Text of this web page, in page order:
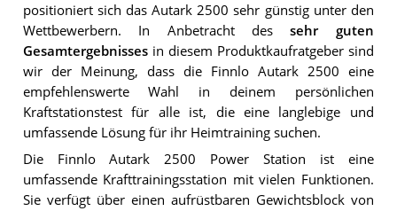
positioniert sich das Autark 2500 sehr günstig unter den
Wettbewerbern. In Anbetracht dessehr guten
Gesamtergebnissesin diesem Produktkaufratgeber sind
wir der Meinung, dass die Finnlo Autark 2500 eine
empfehlenswerte Wahl in deinem persönlichen
Kraftstationstest für alle ist, die eine langlebige und
umfassende Lösung für ihr Heimtraining suchen.
Die Finnlo Autark 2500 Power Station ist eine
umfassende Krafttrainingsstation mit vielen Funktionen.
Sie verfügt über einen aufrüstbaren Gewichtsblock von